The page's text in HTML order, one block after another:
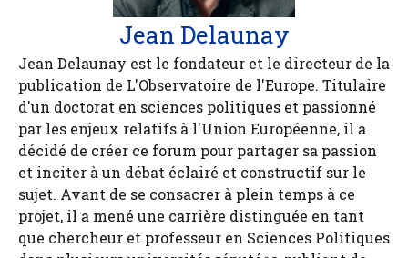
Jean Delaunay
Jean Delaunay est le fondateur et le directeur de la
publication de L'Observatoire de l'Europe. Titulaire
d'un doctorat en sciences politiques et passionné
par les enjeux relatifs à l'Union Européenne, il a
décidé de créer ce forum pour partager sa passion
et inciter à un débat éclairé et constructif sur le
sujet. Avant de se consacrer à plein temps à ce
projet, il a mené une carrière distinguée en tant
que chercheur et professeur en Sciences Politiques